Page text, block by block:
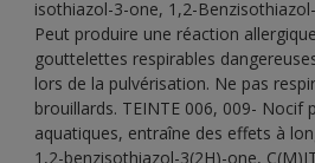
isothiazol-3-one, 1,2-
Peut produire une réaction
gouttelettes respirables
lors de la pulvérisation. Ne pas
brouillards. TEINTE 006, 009- Nocif
aquatiques, entraîne des effets à
1,2-benzisothiazol-3(2H)-one,